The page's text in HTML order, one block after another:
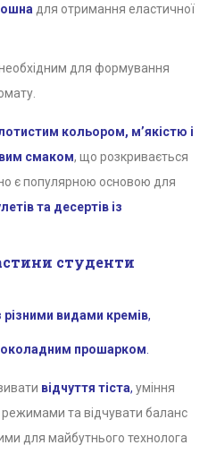
для отримання еластичної
для формування
кольором, м’якістю і
смаком, що розкривається
є популярною основою для
та десертів із
студенти
різними видами кремів,
прошарком
відчуття тіста, уміння
та відчувати баланс
для майбутнього технолога